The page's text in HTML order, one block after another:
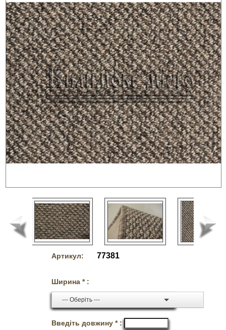
Артикул: 77381
Ширина * :
--- Оберіть ---
Введіть довжину * :